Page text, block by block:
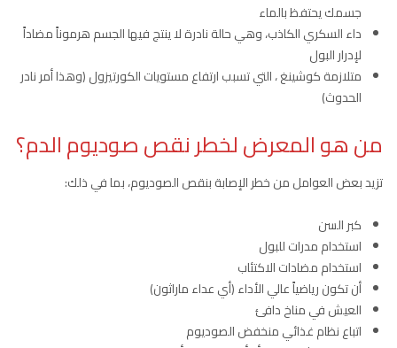
جسمك يحتفظ بالماء
داء السكري الكاذب، وهي حالة نادرة لا ينتج فيها الجسم هرموناً مضاداً
لإدرار البول
متلازمة كوشينغ ، التي تسبب ارتفاع مستويات الكورتيزول (وهذا أمر نادر
الحدوث)
من هو المعرض لخطر نقص صوديوم الدم؟
تزيد بعض العوامل من خطر الإصابة بنقص الصوديوم، بما في ذلك:
كبر السن
استخدام مدرات للبول
استخدام مضادات الاكتئاب
أن تكون رياضياً عالي الأداء (أي عداء ماراثون)
العيش في مناخ دافئ
اتباع نظام غذائي منخفض الصوديوم